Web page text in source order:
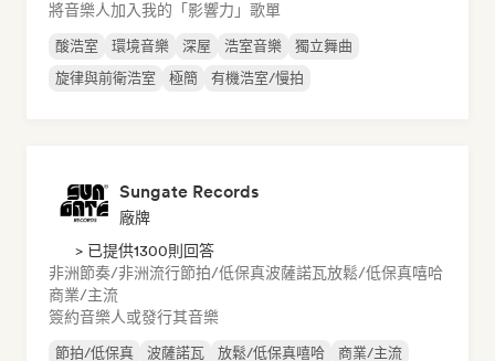
將音樂人加入我的「影響力」歌單
酸浩室 環境音樂 深屋 浩室音樂
獨立舞曲
旋律與前衛浩室
極簡 有機浩室/慢拍
Sungate Records
廠牌
> 已提供1300則回答
非洲節奏/非洲流行節拍/低保真波薩諾瓦放鬆/低保真嘻哈
商業/主流
簽約音樂人或發行其音樂
節拍/低保真 波薩諾瓦 放鬆/低保真嘻哈
商業/主流